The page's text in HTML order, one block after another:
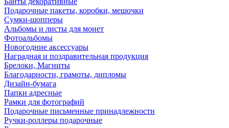
Подарочные пакеты, коробки, мешочки
Сумки-шопперы
Альбомы и листы для монет
Фотоальбомы
Новогодние аксессуары
Наградная и поздравительная продукция
Брелоки, Магниты
Благодарности, грамоты, дипломы
Дизайн-бумага
Папки адресные
Рамки для фотографий
Подарочные письменные принадлежности
Ручки-роллеры подарочные